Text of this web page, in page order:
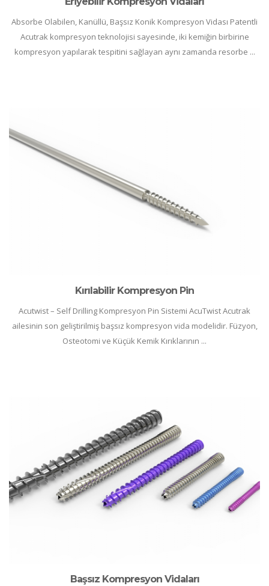
Absorbe Olabilen, Kanüllü, Başsız Konik Kompresyon Vidası Patentli
Acutrak kompresyon teknolojisi sayesinde, iki kemiğin birbirine
kompresyon yapılarak tespitini sağlayan aynı zamanda resorbe ...
Kırılabilir Kompresyon Pin
Acutwist – Self Drilling Kompresyon Pin Sistemi AcuTwist Acutrak
ailesinin son geliştirilmiş başsız kompresyon vida modelidir. Füzyon,
Osteotomi ve Küçük Kemik Kırıklarının ...
Başsız Kompresyon Vidaları